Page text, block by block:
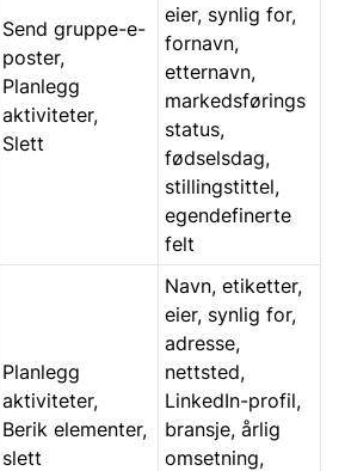
Send gruppe-e-
poster,
Planlegg
aktiviteter,
Slett
eier, synlig for,
fornavn,
etternavn,
markedsførings
status,
fødselsdag,
stillingstittel,
egendefinerte
felt
Planlegg
aktiviteter,
Berik elementer,
slett
Navn, etiketter,
eier, synlig for,
adresse,
nettsted,
LinkedIn-profil,
bransje, årlig
omsetning,